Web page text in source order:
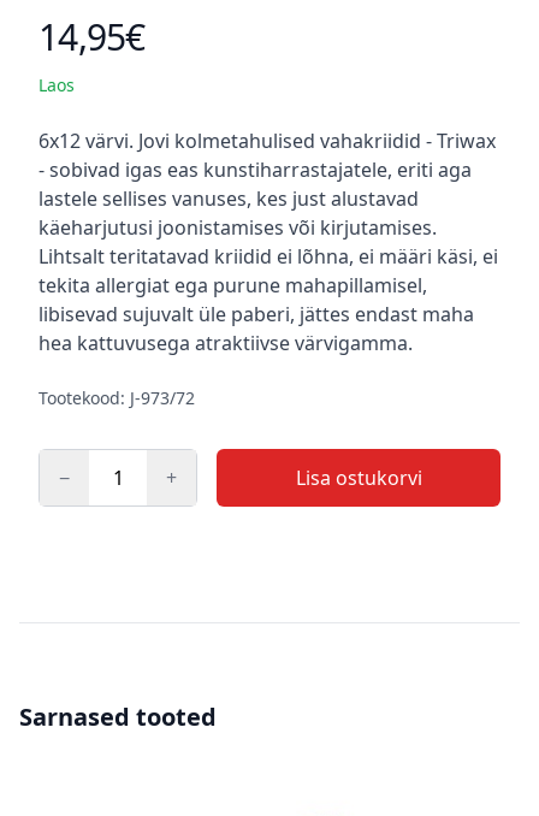
Toote hind
14,95€
Laos
Kirjeldus
6x12 värvi. Jovi kolmetahulised vahakriidid - Triwax
- sobivad igas eas kunstiharrastajatele, eriti aga
lastele sellises vanuses, kes just alustavad
käeharjutusi joonistamises või kirjutamises.
Lihtsalt teritatavad kriidid ei lõhna, ei määri käsi, ei
tekita allergiat ega purune mahapillamisel,
libisevad sujuvalt üle paberi, jättes endast maha
hea kattuvusega atraktiivse värvigamma.
Tootekood: J-973/72
− + Lisa ostukorvi
Sarnased tooted